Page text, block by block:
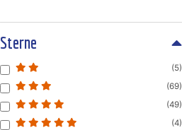
Sterne
(5)
(69)
(49)
(4)